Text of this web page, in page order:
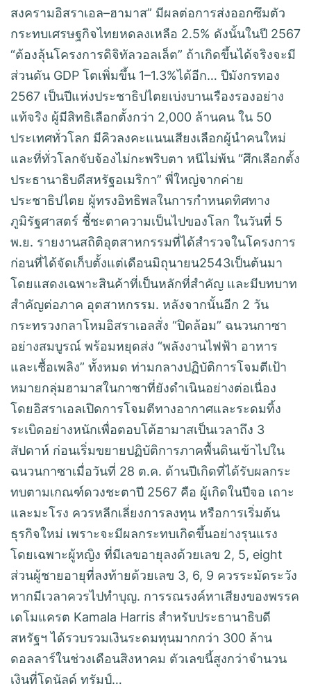
สงครามอิสราเอล–ฮามาส” มีผลต่อการส่งออกซึมตัว
กระทบเศรษฐกิจไทยหดลงเหลือ 2.5% ดังนั้นในปี 2567
“ต้องลุ้นโครงการดิจิทัลวอลเล็ต” ถ้าเกิดขึ้นได้จริงจะมี
ส่วนดัน GDP โตเพิ่มขึ้น 1–1.3%ได้อีก… ปีมังกรทอง
2567 เป็นปีแห่งประชาธิปไตยเบ่งบานเรืองรองอย่าง
แท้จริง ผู้มีสิทธิเลือกตั้งกว่า 2,000 ล้านคน ใน 50
ประเทศทั่วโลก มีคิวลงคะแนนเสียงเลือกผู้นำคนใหม่
และที่ทั่วโลกจับจ้องไม่กะพริบตา หนีไม่พ้น “ศึกเลือกตั้ง
ประธานาธิบดีสหรัฐอเมริกา” พี่ใหญ่จากค่าย
ประชาธิปไตย ผู้ทรงอิทธิพลในการกำหนดทิศทาง
ภูมิรัฐศาสตร์ ชี้ชะตาความเป็นไปของโลก ในวันที่ 5
พ.ย. รายงานสถิติอุตสาหกรรมที่ได้สำรวจในโครงการ
ก่อนที่ได้จัดเก็บตั้งแต่เดือนมิถุนายน2543เป็นต้นมา
โดยแสดงเฉพาะสินค้าที่เป็นหลักที่สำคัญ และมีบทบาท
สำคัญต่อภาค อุตสาหกรรม. หลังจากนั้นอีก 2 วัน
กระทรวงกลาโหมอิสราเอลสั่ง “ปิดล้อม” ฉนวนกาซา
อย่างสมบูรณ์ พร้อมหยุดส่ง “พลังงานไฟฟ้า อาหาร
และเชื้อเพลิง” ทั้งหมด ท่ามกลางปฏิบัติการโจมตีเป้า
หมายกลุ่มฮามาสในกาซาที่ยังดำเนินอย่างต่อเนื่อง
โดยอิสราเอลเปิดการโจมตีทางอากาศและระดมทิ้ง
ระเบิดอย่างหนักเพื่อตอบโต้ฮามาสเป็นเวลาถึง 3
สัปดาห์ ก่อนเริ่มขยายปฏิบัติการภาคพื้นดินเข้าไปใน
ฉนวนกาซาเมื่อวันที่ 28 ต.ค. ด้านปีเกิดที่ได้รับผลกระ
ทบตามเกณฑ์ดวงชะตาปี 2567 คือ ผู้เกิดในปีจอ เถาะ
และมะโรง ควรหลีกเลี่ยงการลงทุน หรือการเริ่มต้น
ธุรกิจใหม่ เพราะจะมีผลกระทบเกิดขึ้นอย่างรุนแรง
โดยเฉพาะผู้หญิง ที่มีเลขอายุลงด้วยเลข 2, 5, eight
ส่วนผู้ชายอายุที่ลงท้ายด้วยเลข 3, 6, 9 ควรระมัดระวัง
หากมีเวลาควรไปทำบุญ. การรณรงค์หาเสียงของพรรค
เดโมแครต Kamala Harris สําหรับประธานาธิบดี
สหรัฐฯ ได้รวบรวมเงินระดมทุนมากกว่า 300 ล้าน
ดอลลาร์ในช่วงเดือนสิงหาคม ตัวเลขนี้สูงกว่าจํานวน
เงินที่โดนัลด์ ทรัมป์…